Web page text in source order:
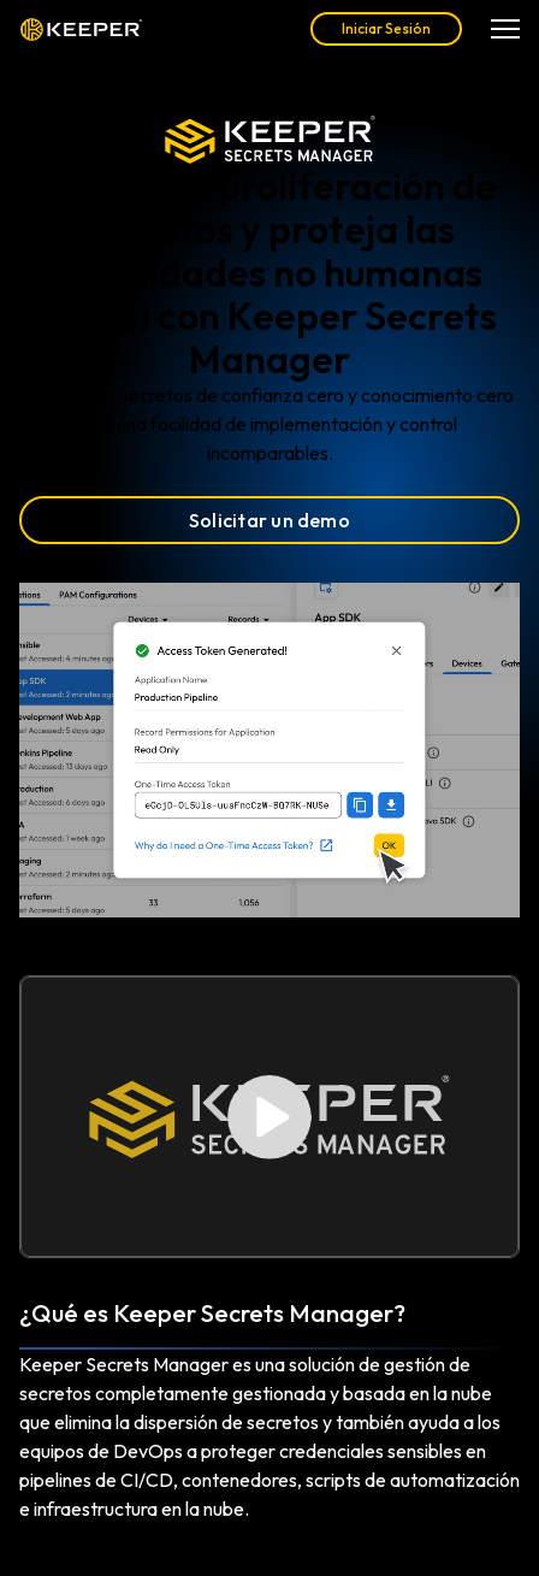
Iniciar Sesión
Elimine la proliferación de
secretos y proteja las
identidades no humanas
(NHIs) con Keeper Secrets
Manager
Gestión de secretos de confianza cero y conocimiento cero
con una facilidad de implementación y control
incomparables.
Solicitar un demo
¿Qué es Keeper Secrets Manager?
Keeper Secrets Manager es una solución de gestión de
secretos completamente gestionada y basada en la nube
que elimina la dispersión de secretos y también ayuda a los
equipos de DevOps a proteger credenciales sensibles en
pipelines de CI/CD, contenedores, scripts de automatización
e infraestructura en la nube.